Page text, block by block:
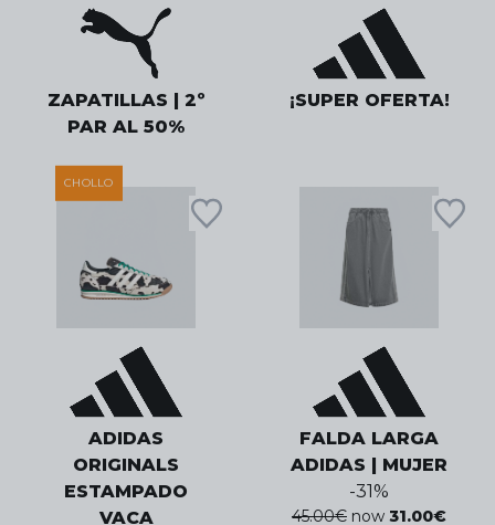
ZAPATILLAS | 2º
PAR AL 50%
¡SUPER OFERTA!
CHOLLO
ADIDAS
ORIGINALS
ESTAMPADO
VACA
FALDA LARGA
ADIDAS | MUJER
-31%
45.00€ now 31.00€